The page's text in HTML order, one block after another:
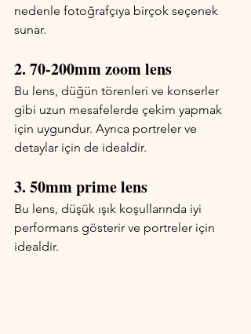
nedenle fotoğrafçıya birçok seçenek
sunar.
2. 70-200mm zoom lens
Bu lens, düğün törenleri ve konserler
gibi uzun mesafelerde çekim yapmak
için uygundur. Ayrıca portreler ve
detaylar için de idealdir.
3. 50mm prime lens
Bu lens, düşük ışık koşullarında iyi
performans gösterir ve portreler için
idealdir.